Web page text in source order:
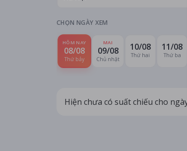
CHỌN NGÀY XEM
HÔM NAY
08/08
Thứ bảy
MAI
09/08
Chủ nhật
10/08
Thứ hai
11/08
Thứ ba
Hiện chưa có suất chiếu cho